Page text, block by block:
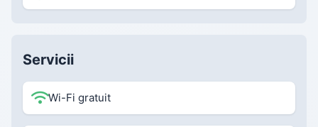
Servicii
Wi-Fi gratuit